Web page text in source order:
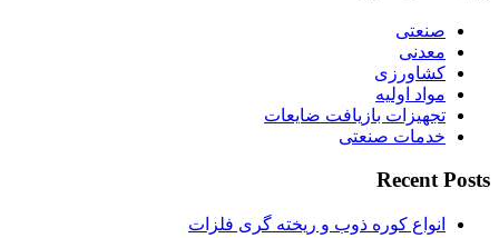
صنعتی
معدنی
کشاورزی
مواد اولیه
تجهیزات بازیافت ضایعات
خدمات صنعتی
Recent Posts
انواع کوره ذوب و ریخته گری فلزات